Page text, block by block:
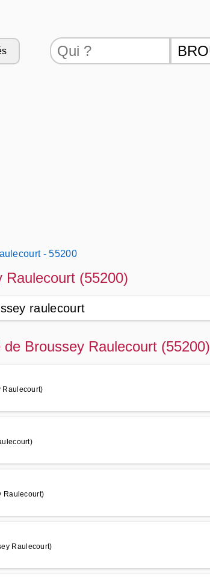
- 55200
Raulecourt (55200)
raulecourt
Broussey Raulecourt (55200)
Raulecourt)
Raulecourt)
Raulecourt)